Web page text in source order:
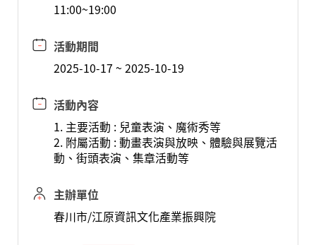
11:00~19:00
活動期間
2025-10-17 ~ 2025-10-19
活動內容
1. 主要活動 : 兒童表演、魔術秀等
2. 附屬活動 : 動畫表演與放映、體驗與展覽活
動、街頭表演、集章活動等
主辦單位
春川市/江原資訊文化產業振興院